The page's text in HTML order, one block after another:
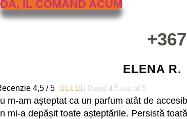
DA, ÎL COMAND ACUM
ELENA R.
4,5 / 5      Rated 4.5 out of 5
m-am așteptat ca un parfum atât de
mi-a depășit toate așteptările. Persistă